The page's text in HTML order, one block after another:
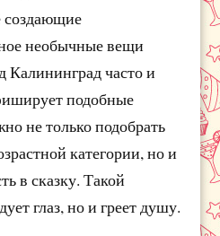
создающие
необычные вещи
Калининград часто и
подобные
не только подобрать
категории, но и
в сказку. Такой
глаз, но и греет душу.